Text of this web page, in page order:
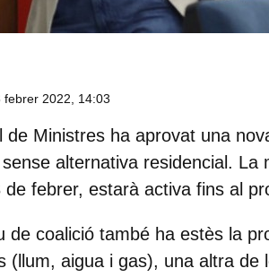
febrer 2022, 14:03
de Ministres ha aprovat una
alternativa residencial. La
de febrer, estarà activa fins al
de coalició també ha estès la
(llum, aigua i gas), una altra de